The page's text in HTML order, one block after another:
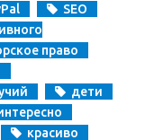
SEO
право
дети
красиво